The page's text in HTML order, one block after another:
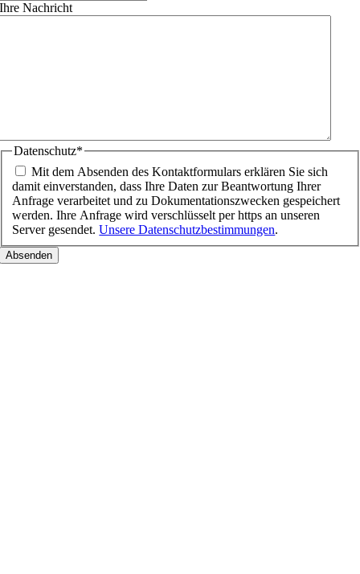
Ihre Nachricht
Datenschutz*
Mit dem Absenden des Kontaktformulars erklären Sie sich
damit einverstanden, dass Ihre Daten zur Beantwortung Ihrer
Anfrage verarbeitet und zu Dokumentationszwecken gespeichert
werden. Ihre Anfrage wird verschlüsselt per https an unseren
Server gesendet.Unsere Datenschutzbestimmungen.